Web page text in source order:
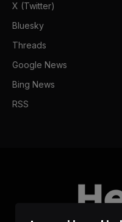
X (Twitter)
Bluesky
Threads
Google News
Bing News
RSS